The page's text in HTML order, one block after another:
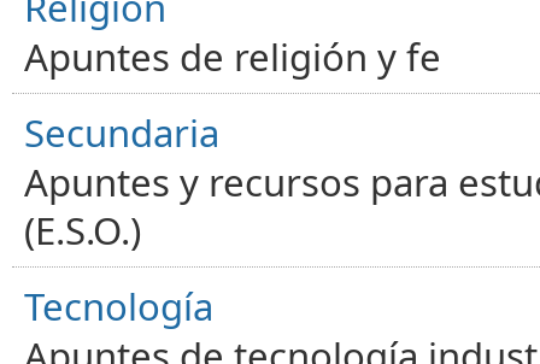
Apuntes de religión y fe
Secundaria
Apuntes y recursos para
(E.S.O.)
Tecnología